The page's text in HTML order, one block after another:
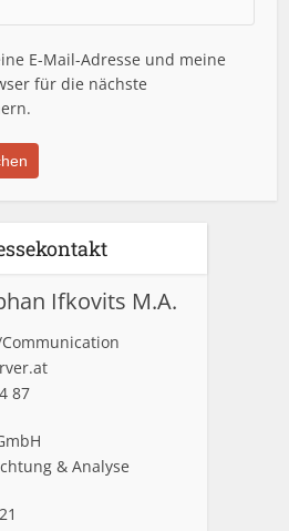
E-Mail-Adresse und meine
für die nächste
Ifkovits M.A.
87
& Analyse